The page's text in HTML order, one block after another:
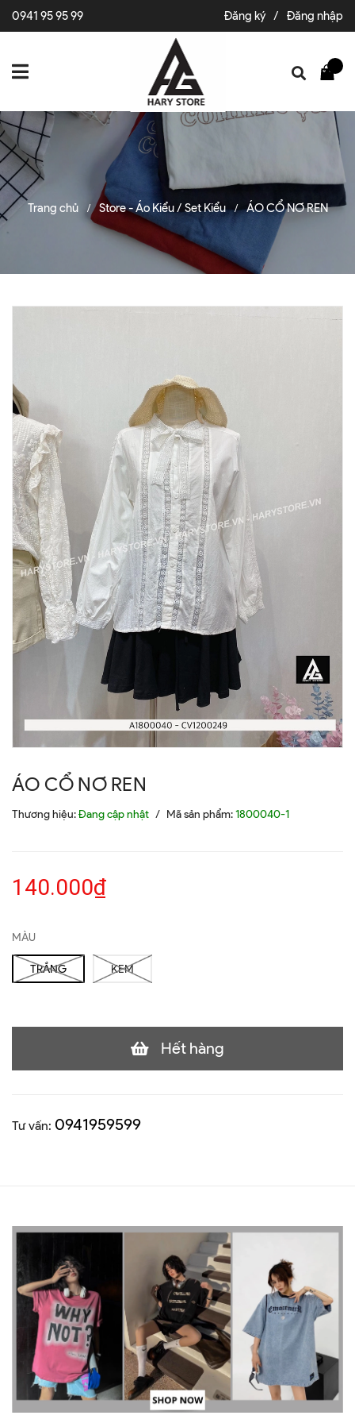
0941 95 95 99 Đăng ký / Đăng nhập
Trang chủ / Store - Áo Kiểu / Set Kiểu / ÁO CỔ NƠ REN
ÁO CỔ NƠ REN
Thương hiệu:Đang cập nhật / Mã sản phẩm:1800040-1
140.000₫
MÀU
TRẮNG KEM
Hết hàng
Tư vấn: 0941959599